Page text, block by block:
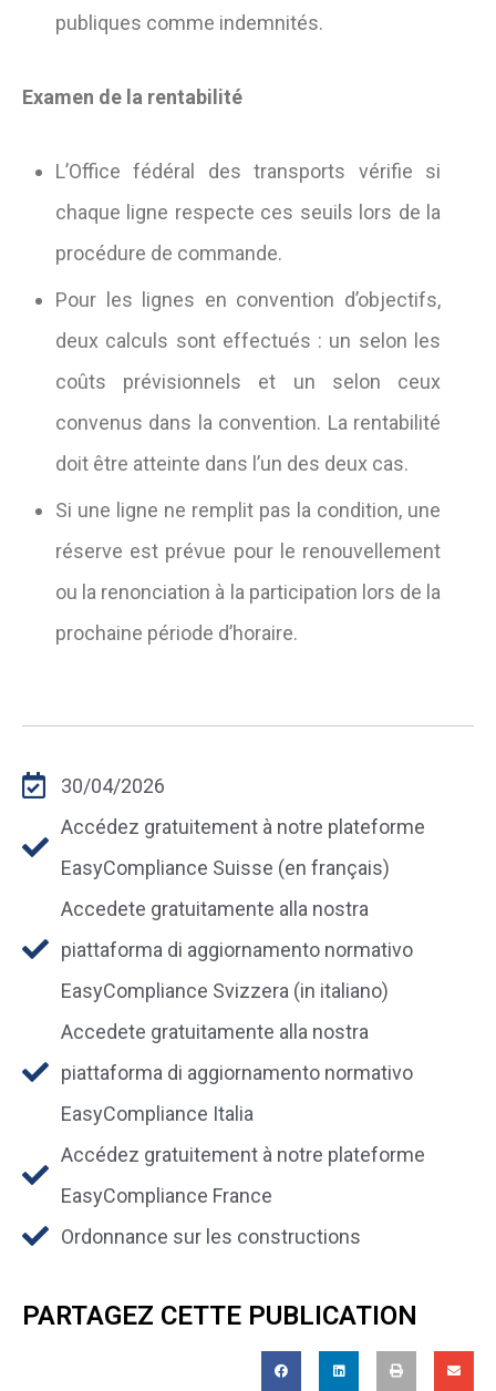
publiques comme indemnités.
Examen de la rentabilité
L’Office fédéral des transports vérifie si
chaque ligne respecte ces seuils lors de la
procédure de commande.
Pour les lignes en convention d’objectifs,
deux calculs sont effectués : un selon les
coûts prévisionnels et un selon ceux
convenus dans la convention. La rentabilité
doit être atteinte dans l’un des deux cas.
Si une ligne ne remplit pas la condition, une
réserve est prévue pour le renouvellement
ou la renonciation à la participation lors de la
prochaine période d’horaire.
30/04/2026
Accédez gratuitement à notre plateforme
EasyCompliance Suisse (en français)
Accedete gratuitamente alla nostra
piattaforma di aggiornamento normativo
EasyCompliance Svizzera (in italiano)
Accedete gratuitamente alla nostra
piattaforma di aggiornamento normativo
EasyCompliance Italia
Accédez gratuitement à notre plateforme
EasyCompliance France
Ordonnance sur les constructions
PARTAGEZ CETTE PUBLICATION